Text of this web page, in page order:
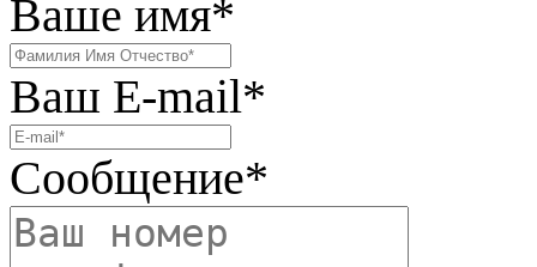
Ваше имя*
Ваш E-mail*
Сообщение*